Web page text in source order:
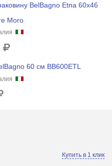
BelBagno Etna 60x46
Moro
60 см BB600ETL
Купить в 1 клик